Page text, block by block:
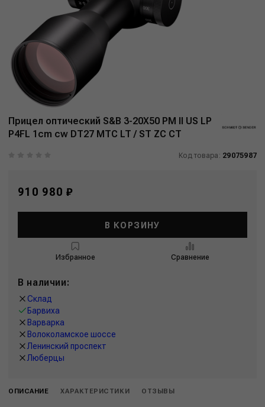
Прицел оптический S&B 3-20X50 PM II US LP
P4FL 1cm cw DT27 MTC LT / ST ZC CT
Код товара: 29075987
910 980 ₽
В КОРЗИНУ
Избранное Сравнение
В наличии:
Склад
Барвиха
Варварка
Волоколамское шоссе
Ленинский проспект
Люберцы
ОПИСАНИЕ ХАРАКТЕРИСТИКИ ОТЗЫВЫ